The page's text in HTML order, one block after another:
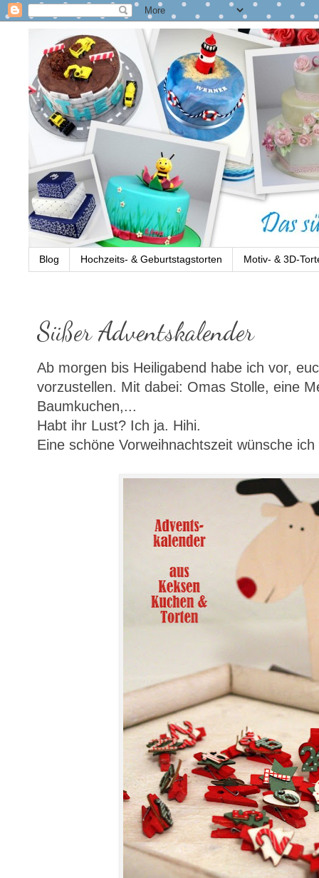
Blog Hochzeits- & Geburtstagstorten Motiv- & 3D-
Süßer Adventskalender
Ab morgen bis Heiligabend habe ich vor,
vorzustellen. Mit dabei: Omas Stolle, eine
Baumkuchen,...
Habt ihr Lust? Ich ja. Hihi.
Eine schöne Vorweihnachtszeit wünsche